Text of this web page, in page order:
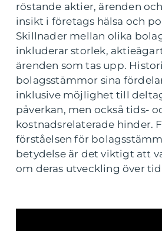
röstande aktier, ärenden
insikt i företags hälsa och
Skillnader mellan olika
inkluderar storlek,
ärenden som tas upp.
bolagsstämmor sina
inklusive möjlighet till
påverkan, men också tids-
kostnadsrelaterade hinder.
förståelsen för
betydelse är det viktigt att
om deras utveckling över